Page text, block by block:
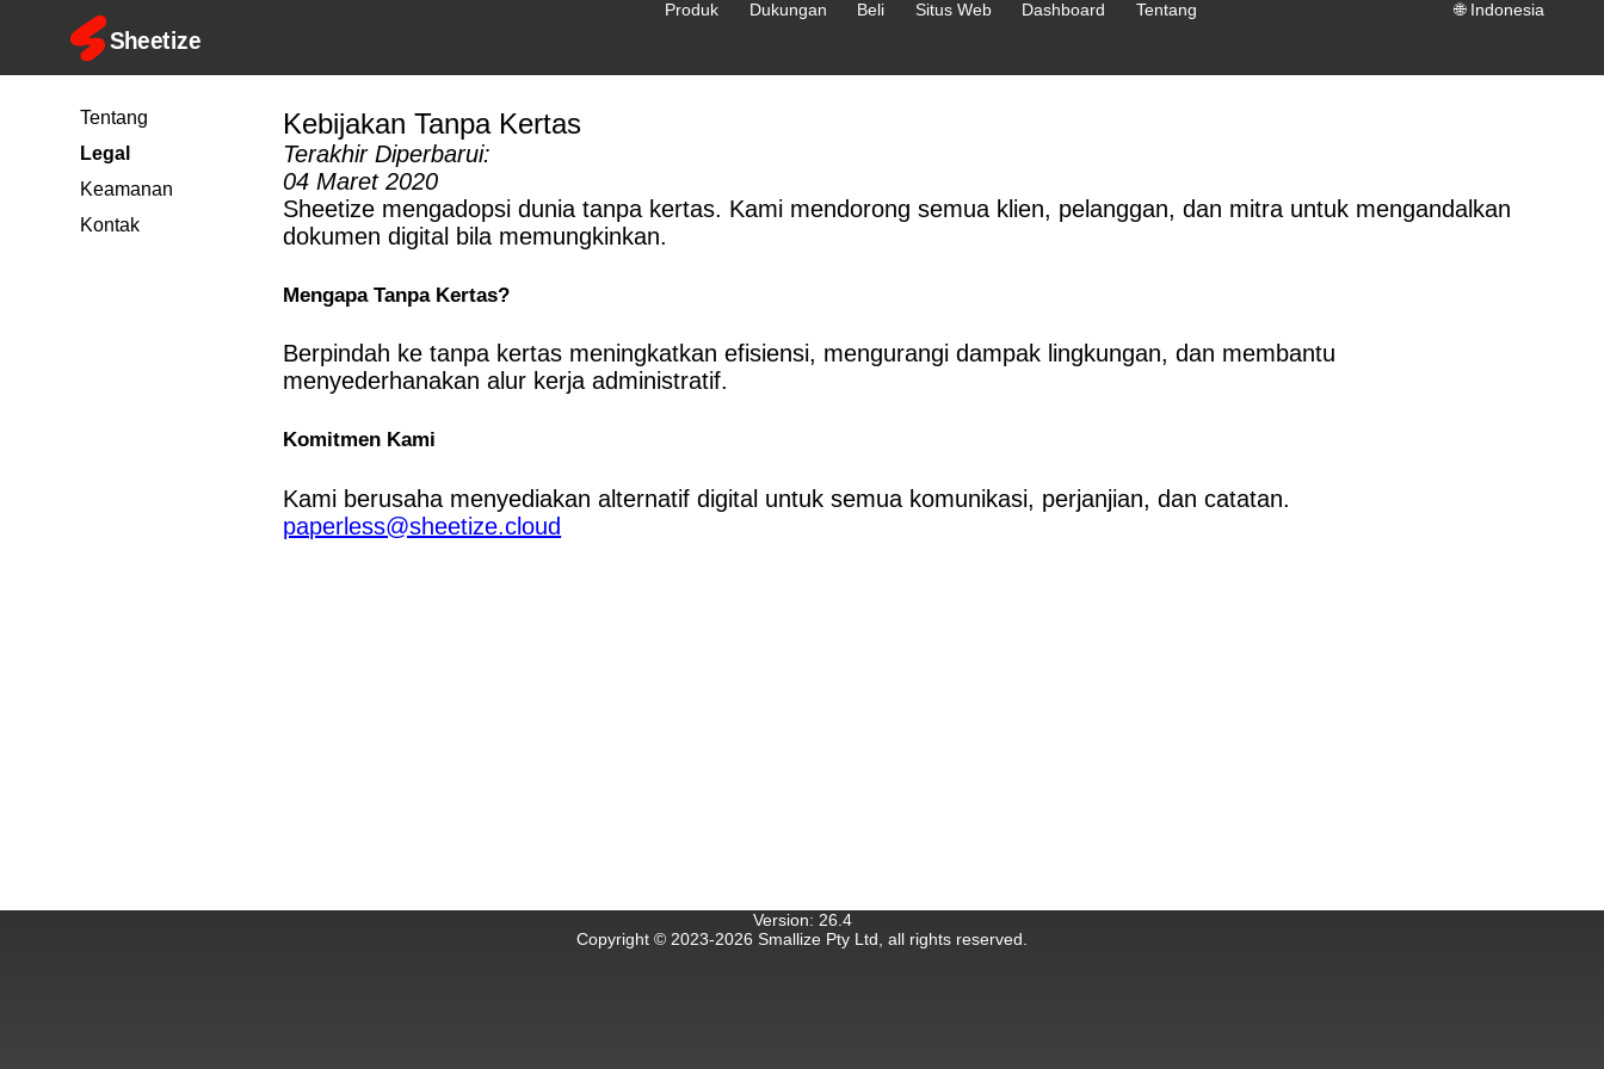
Tentang
Legal
Keamanan
Kontak
Kebijakan Tanpa Kertas
Terakhir Diperbarui:
04 Maret 2020
Sheetize mengadopsi dunia tanpa kertas. Kami mendorong semua klien, pelanggan, dan mitra untuk mengandalkan
dokumen digital bila memungkinkan.
Mengapa Tanpa Kertas?
Berpindah ke tanpa kertas meningkatkan efisiensi, mengurangi dampak lingkungan, dan membantu
menyederhanakan alur kerja administratif.
Komitmen Kami
Kami berusaha menyediakan alternatif digital untuk semua komunikasi, perjanjian, dan catatan.
paperless@sheetize.cloud
Produk Dukungan Beli Situs Web Dashboard Tentang 🌐 Indonesia
Version: 26.4
Copyright © 2023-2026 Smallize Pty Ltd, all rights reserved.